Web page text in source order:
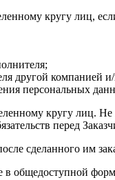
кругу лиц,
другой компанией
персональных
кругу лиц.
перед
сделанного им
в общедоступной